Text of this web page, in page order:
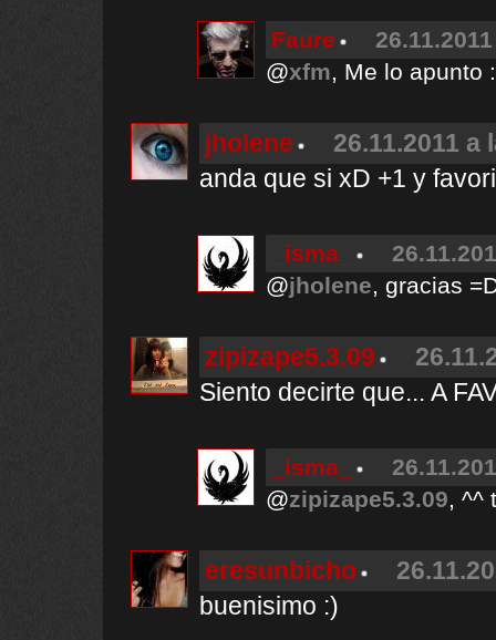
Faure
@xfm, Me lo apunto
jholene
26.11.2011 a
anda que si xD +1 y
_isma_
@jholene, gracias
zipizape5.3.09
Siento decirte que... A
_isma_
@zipizape5.3.09, ^^
eresunbicho
buenisimo :)